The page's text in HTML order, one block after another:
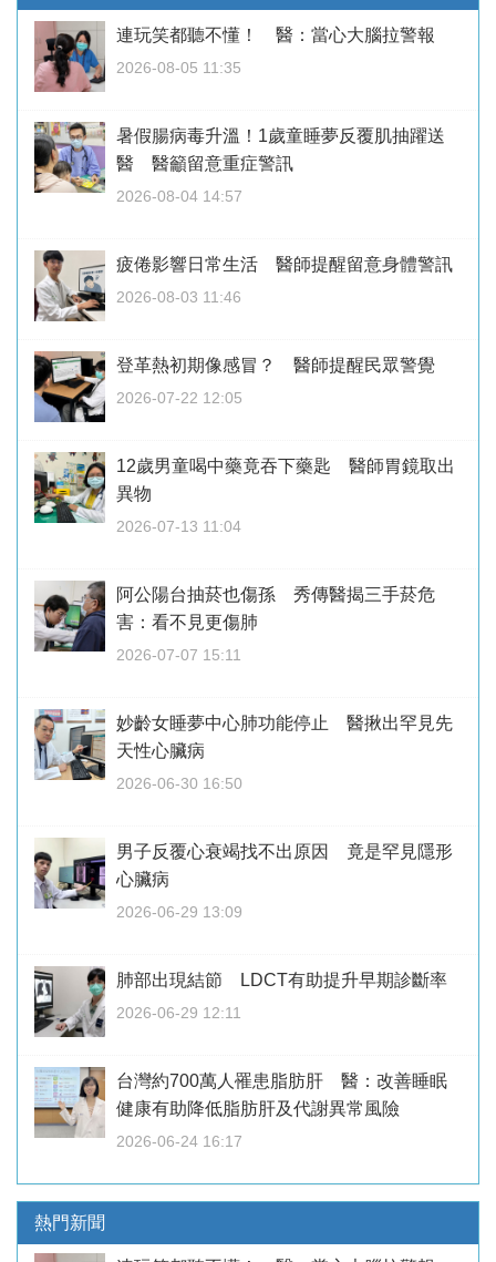
連玩笑都聽不懂！ 醫：當心大腦拉警報
2026-08-05 11:35
暑假腸病毒升溫！1歲童睡夢反覆肌抽躍送
醫 醫籲留意重症警訊
2026-08-04 14:57
疲倦影響日常生活 醫師提醒留意身體警訊
2026-08-03 11:46
登革熱初期像感冒？ 醫師提醒民眾警覺
2026-07-22 12:05
12歲男童喝中藥竟吞下藥匙 醫師胃鏡取出
異物
2026-07-13 11:04
阿公陽台抽菸也傷孫 秀傳醫揭三手菸危
害：看不見更傷肺
2026-07-07 15:11
妙齡女睡夢中心肺功能停止 醫揪出罕見先
天性心臟病
2026-06-30 16:50
男子反覆心衰竭找不出原因 竟是罕見隱形
心臟病
2026-06-29 13:09
肺部出現結節 LDCT有助提升早期診斷率
2026-06-29 12:11
台灣約700萬人罹患脂肪肝 醫：改善睡眠
健康有助降低脂肪肝及代謝異常風險
2026-06-24 16:17
熱門新聞